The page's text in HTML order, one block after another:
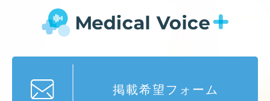
掲載希望フォーム